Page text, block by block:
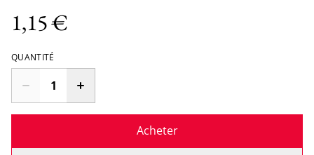
1,15 €
QUANTITÉ
Acheter